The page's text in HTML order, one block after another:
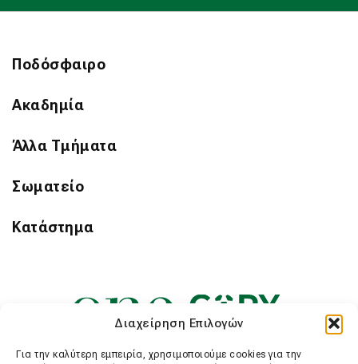
Διαχείρηση Επιλογών
Για την καλύτερη εμπειρία, χρησιμοποιούμε cookies για την
Ποδόσφαιρο
Ακαδημία
Άλλα Τμήματα
Σωματείο
Κατάστημα